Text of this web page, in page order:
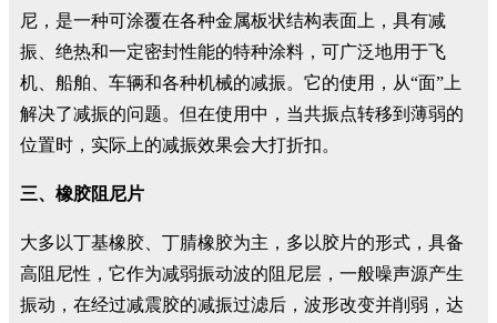
尼，是一种可涂覆在各种金属板状结构表面上，具有减
振、绝热和一定密封性能的特种涂料，可广泛地用于飞
机、船舶、车辆和各种机械的减振。它的使用，从“面”上
解决了减振的问题。但在使用中，当共振点转移到薄弱的
位置时，实际上的减振效果会大打折扣。
三、橡胶阻尼片
大多以丁基橡胶、丁腈橡胶为主，多以胶片的形式，具备
高阻尼性，它作为减弱振动波的阻尼层，一般噪声源产生
振动，在经过减震胶的减振过滤后，波形改变并削弱，达